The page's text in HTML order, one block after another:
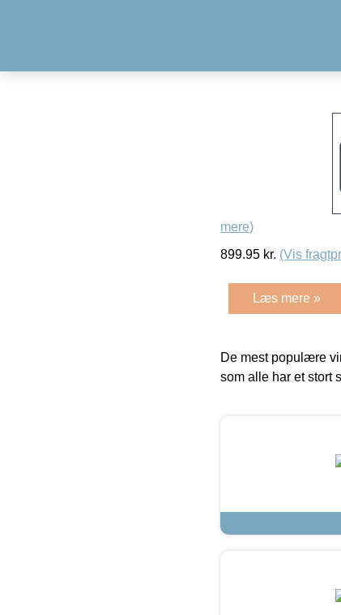
mere)
899.95 kr. (Vis
Læs mere »
De mest populære
som alle har et stort